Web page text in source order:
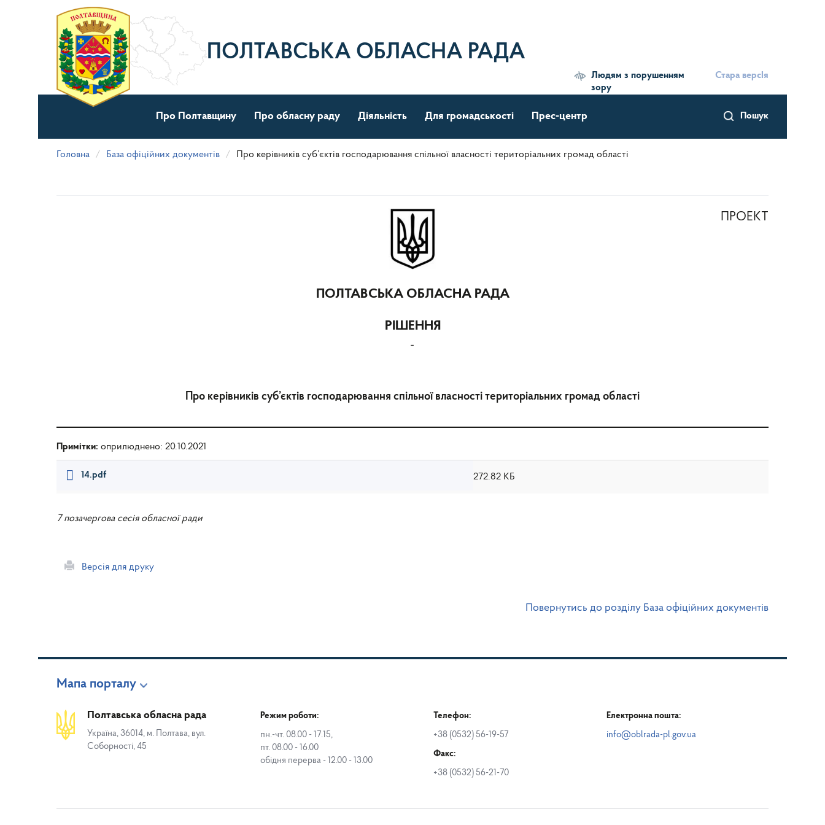
матеріалу
ПОЛТАВСЬКА ОБЛАСНА РАДА
Людям з порушенням
зору
Стара версІя
Пошук
Про Полтавщину Про обласну раду Діяльність Для громадськості Прес-центр
Головна База офіційних документів Про керівників суб’єктів господарювання спільної власності територіальних громад області
ПРОЕКТ
ПОЛТАВСЬКА ОБЛАСНА РАДА
РІШЕННЯ
-
Про керівників суб’єктів господарювання спільної власності територіальних громад області
Примітки: оприлюднено: 20.10.2021
14.pdf 272.82 КБ
7 позачергова сесія обласної ради
Версія для друку
Повернутись до розділу База офіційних документів
Мапа порталу
Полтавська обласна рада
Україна, 36014, м. Полтава, вул.
Соборності, 45
Режим роботи:
пн.-чт. 08.00 - 17.15,
пт. 08.00 - 16.00
обідня перерва - 12.00 - 13.00
Телефон:
+38 (0532) 56-19-57
Факс:
+38 (0532) 56-21-70
Електронна пошта:
info@oblrada-pl.gov.ua